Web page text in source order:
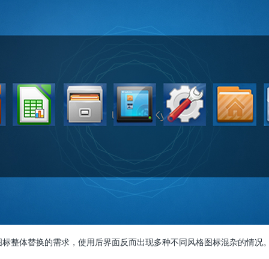
整体替换的需求，使用后界面反而出现多种不同风格图标混杂的情况